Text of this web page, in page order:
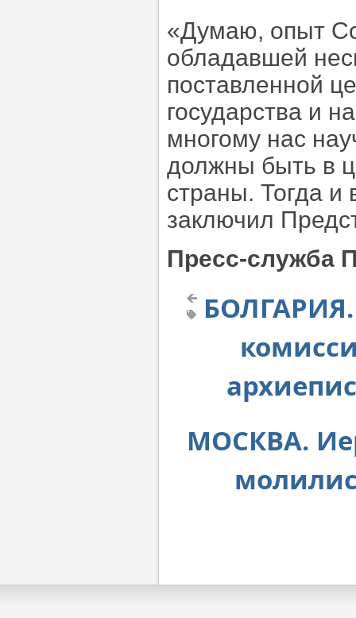
«Думаю, опыт
обладавшей
поставленной
государства и
многому нас
должны быть в
страны. Тогда
заключил
Пресс-служба
БОЛГАРИЯ.
МОСКВА.